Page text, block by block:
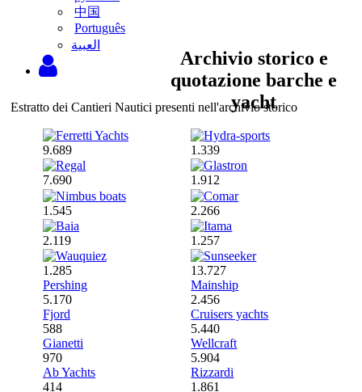
中国
Português
‫العبية
Archivio storico e
quotazione barche e
yacht
Estratto dei Cantieri Nautici presenti nell'archivio storico
9.689 1.339
7.690 1.912
1.545 2.266
2.119 1.257
1.285
13.727
Pershing
5.170
Mainship
2.456
Fjord
588
Cruisers yachts
5.440
Gianetti
970
Wellcraft
5.904
Ab Yachts
414
Rizzardi
1.861